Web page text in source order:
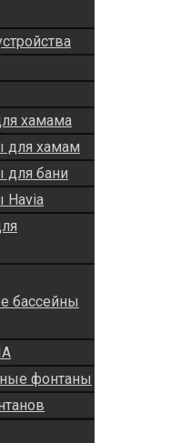
хамама
для хамам
для бани
Havia
бассейны
фонтаны